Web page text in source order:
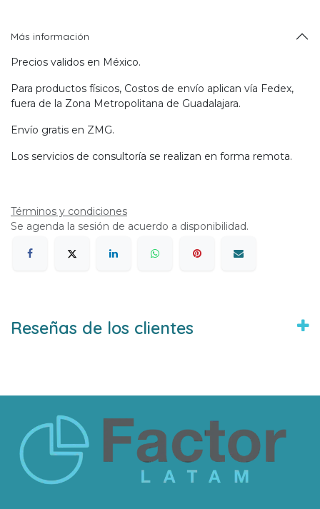
Más información
Precios validos en México.
Para productos físicos, Costos de envío aplican vía Fedex,
fuera de la Zona Metropolitana de Guadalajara.
Envío gratis en ZMG.
Los servicios de consultoría se realizan en forma remota.
Términos y condiciones
Se agenda la sesión de acuerdo a disponibilidad.
Reseñas de los clientes